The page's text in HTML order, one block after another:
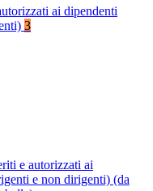
ai dipendenti
3
e autorizzati ai
e non dirigenti) (da